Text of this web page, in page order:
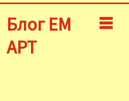
Блог ЕМ
АРТ